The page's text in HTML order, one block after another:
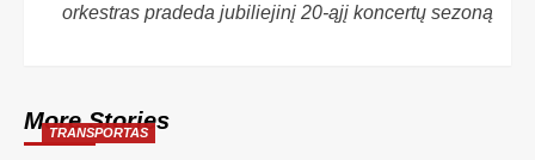
orkestras pradeda jubiliejinį 20-ąjį koncertų sezoną
More Stories
TRANSPORTAS